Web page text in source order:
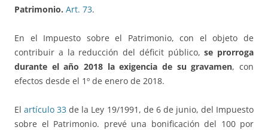
Patrimonio. Art. 73.
En el Impuesto sobre el Patrimonio, con el objeto de
contribuir a la reducción del déficit público,se prorroga
durante el año 2018 la exigencia de su gravamen, con
efectos desde el 1º de enero de 2018.
Elartículo 33 de la Ley 19/1991, de 6 de junio, del Impuesto
sobre el Patrimonio. prevé una bonificación del 100 por